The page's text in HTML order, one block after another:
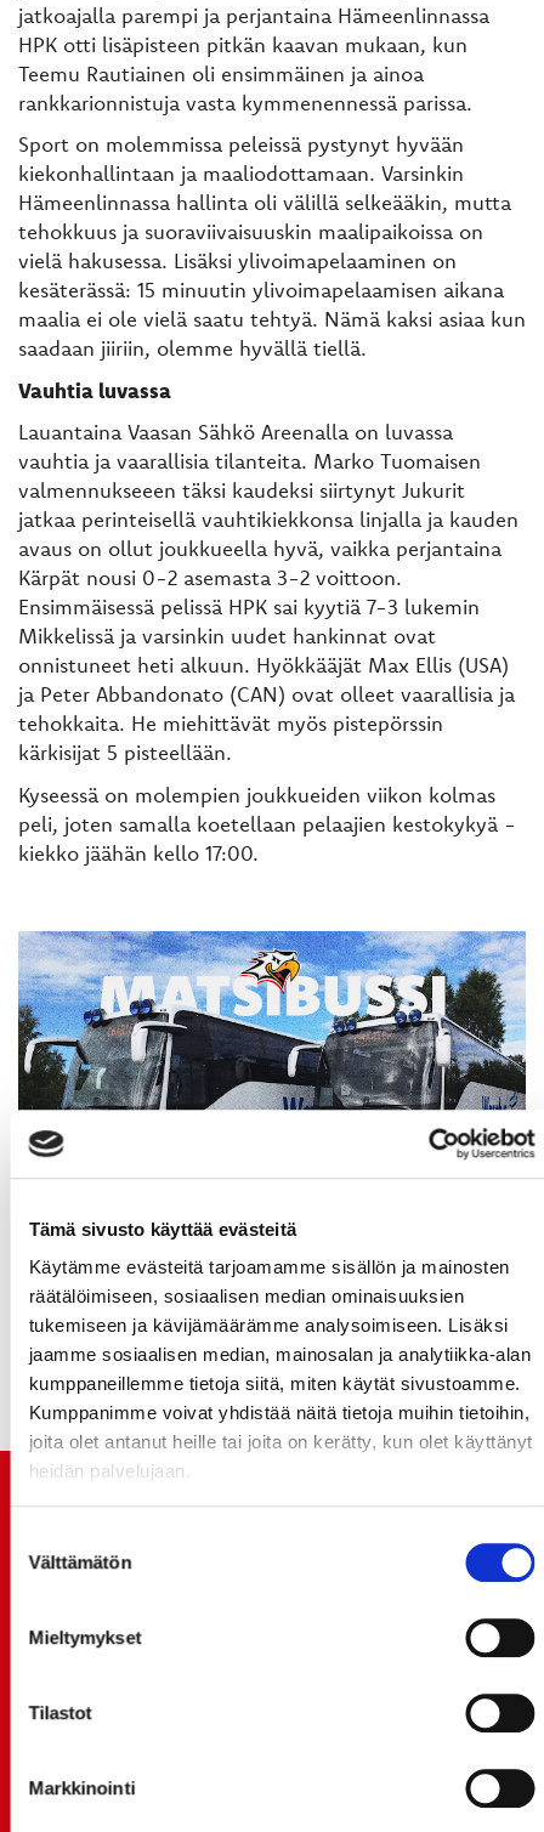
Tämä sivusto käyttää evästeitä
Käytämme evästeitä tarjoamamme sisällön ja mainosten
räätälöimiseen, sosiaalisen median ominaisuuksien
tukemiseen ja kävijämäärämme analysoimiseen. Lisäksi
jaamme sosiaalisen median, mainosalan ja analytiikka-alan
kumppaneillemme tietoja siitä, miten käytät sivustoamme.
Kumppanimme voivat yhdistää näitä tietoja muihin tietoihin,
joita olet antanut heille tai joita on kerätty, kun olet käyttänyt
heidän palvelujaan.
valinta
Välttämätön
Mieltymykset
Tilastot
Markkinointi
jatkoajalla parempi ja perjantaina Hämeenlinnassa
HPK otti lisäpisteen pitkän kaavan mukaan, kun
Teemu Rautiainen oli ensimmäinen ja ainoa
rankkarionnistuja vasta kymmenennessä parissa.
Sport on molemmissa peleissä pystynyt hyvään
kiekonhallintaan ja maaliodottamaan. Varsinkin
Hämeenlinnassa hallinta oli välillä selkeääkin, mutta
tehokkuus ja suoraviivaisuuskin maalipaikoissa on
vielä hakusessa. Lisäksi ylivoimapelaaminen on
kesäterässä: 15 minuutin ylivoimapelaamisen aikana
maalia ei ole vielä saatu tehtyä. Nämä kaksi asiaa kun
saadaan jiiriin, olemme hyvällä tiellä.
Vauhtia luvassa
Lauantaina Vaasan Sähkö Areenalla on luvassa
vauhtia ja vaarallisia tilanteita. Marko Tuomaisen
valmennukseeen täksi kaudeksi siirtynyt Jukurit
jatkaa perinteisellä vauhtikiekkonsa linjalla ja kauden
avaus on ollut joukkueella hyvä, vaikka perjantaina
Kärpät nousi 0-2 asemasta 3-2 voittoon.
Ensimmäisessä pelissä HPK sai kyytiä 7-3 lukemin
Mikkelissä ja varsinkin uudet hankinnat ovat
onnistuneet heti alkuun. Hyökkääjät Max Ellis (USA)
ja Peter Abbandonato (CAN) ovat olleet vaarallisia ja
tehokkaita. He miehittävät myös pistepörssin
kärkisijat 5 pisteellään.
Kyseessä on molempien joukkueiden viikon kolmas
peli, joten samalla koetellaan pelaajien kestokykyä -
kiekko jäähän kello 17:00.
MATSIBUSSI SPORTIN KOTIPELEIHIN
Uutinen
Välttääksesi pysäköintijonot ja maksimoidaksesi
jäähallin palveluiden käyttämisen, olemme
järjestäneet kuljetuksen runkosarjan kotiotteluihin.
JOKERIT-OTTELUN LIPUT MYYNTIIN HUOMENNA TI
21.7. 12:00 - ENNAKKOKYSYNTÄ POIKKEUKSELLISTA
LIIKUNTALEIKKIKOULUUN KESÄ-HEINÄKUUSSA!
SPORT-ÄSSÄT JA KOKO JOUKKUEEN MEET&GREET